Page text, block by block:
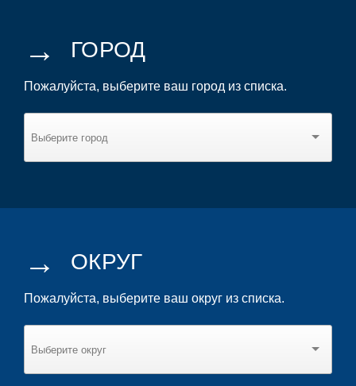
→ ГОРОД
Пожалуйста, выберите ваш город из списка.
→ ОКРУГ
Пожалуйста, выберите ваш округ из списка.